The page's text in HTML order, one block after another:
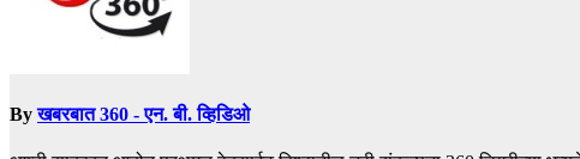
Byखबरबात 360 - एन. बी. व्हिडिओ